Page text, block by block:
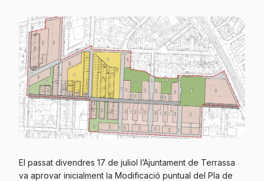
El passat divendres 17 de juliol l’Ajuntament de Terrassa
va aprovar inicialment la Modificació puntual del Pla de